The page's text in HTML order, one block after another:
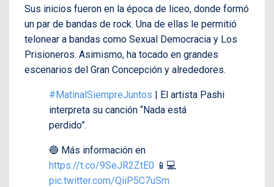
Sus inicios fueron en la época de liceo, donde formó
un par de bandas de rock. Una de ellas le permitió
telonear a bandas como Sexual Democracia y Los
Prisioneros. Asimismo, ha tocado en grandes
escenarios del Gran Concepción y alrededores.
#MatinalSiempreJuntos | El artista Pashi
interpreta su canción “Nada está
perdido”.
🔵 Más información en
https://t.co/9SeJR2ZtE0 📱💻
pic.twitter.com/QiiP5C7uSm